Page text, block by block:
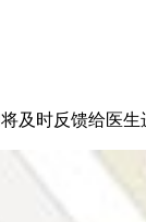
及时反馈给医